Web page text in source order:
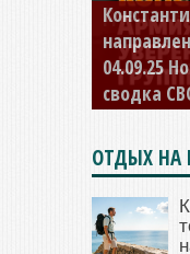
04.09.25
сводка
ОТДЫХ НА